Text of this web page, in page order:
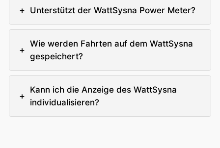
+ Unterstützt der WattSysna Power Meter?
+
Wie werden Fahrten auf dem WattSysna
gespeichert?
+
Kann ich die Anzeige des WattSysna
individualisieren?